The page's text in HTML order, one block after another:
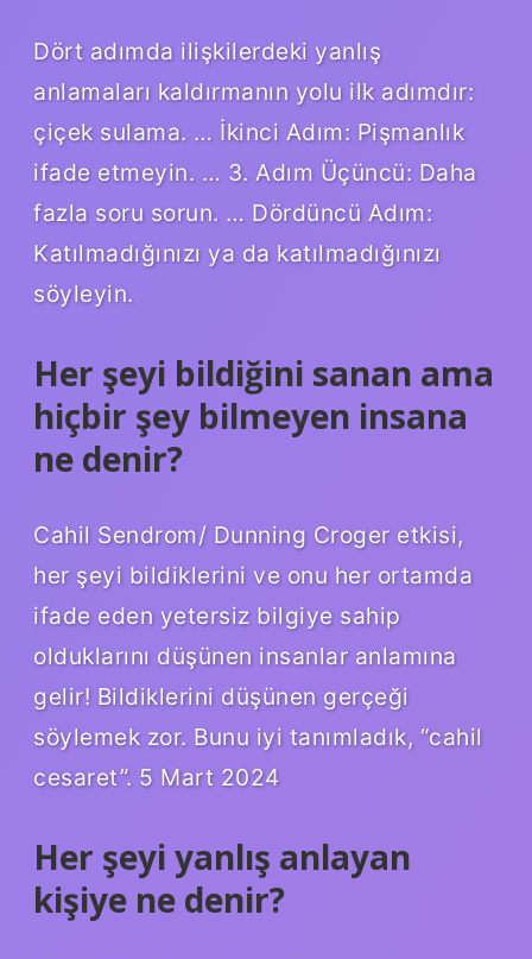
Dört adımda ilişkilerdeki yanlış
anlamaları kaldırmanın yolu ilk adımdır:
çiçek sulama. … İkinci Adım: Pişmanlık
ifade etmeyin. … 3. Adım Üçüncü: Daha
fazla soru sorun. … Dördüncü Adım:
Katılmadığınızı ya da katılmadığınızı
söyleyin.
Her şeyi bildiğini sanan ama
hiçbir şey bilmeyen insana
ne denir?
Cahil Sendrom/ Dunning Croger etkisi,
her şeyi bildiklerini ve onu her ortamda
ifade eden yetersiz bilgiye sahip
olduklarını düşünen insanlar anlamına
gelir! Bildiklerini düşünen gerçeği
söylemek zor. Bunu iyi tanımladık, “cahil
cesaret”. 5 Mart 2024
Her şeyi yanlış anlayan
kişiye ne denir?